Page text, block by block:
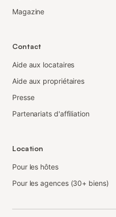
Magazine
Contact
Aide aux locataires
Aide aux propriétaires
Presse
Partenariats d'affiliation
Location
Pour les hôtes
Pour les agences (30+ biens)